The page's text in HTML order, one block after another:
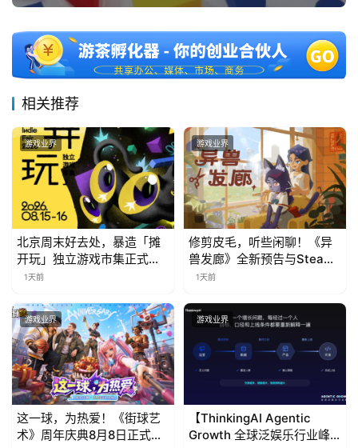
相关推荐
游戏业界
北京周末好去处，暴造「摊
开玩」独立游戏市集正式开
票！
1天前
游戏业界
修剪皮毛，听些闲聊！《异
兽发廊》全新预告与Steam
免费试玩公开
1天前
游戏业界
这一球，为热爱！《街球艺
术》周年庆典8月8日正式上
游戏业界
【ThinkingAI Agentic
Growth 全球泛娱乐行业峰